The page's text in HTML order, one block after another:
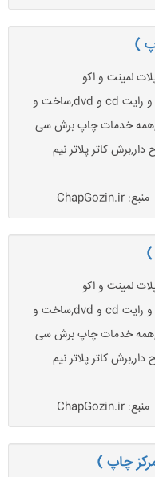
)
لمینت و اکو
سالونت,چاپ دیجیتال,چاپ فلت بد,چاپ و رایت cd و dvd,ساخت و
خدمات چاپ برش سی
کاتر پلاتر نیم
منبع: ChapGozin.ir
لمینت و اکو
سالونت,چاپ دیجیتال,چاپ فلت بد,چاپ و رایت cd و dvd,ساخت و
خدمات چاپ برش سی
کاتر پلاتر نیم
منبع: ChapGozin.ir
چاپ )